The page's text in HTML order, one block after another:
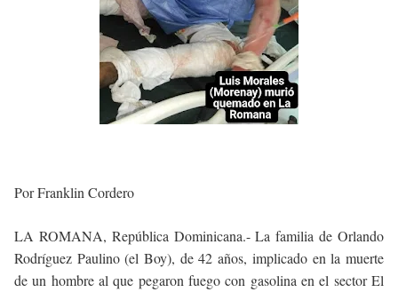
Por Franklin Cordero
LA ROMANA, República Dominicana.- La familia de Orlando
Rodríguez Paulino (el Boy), de 42 años, implicado en la muerte
de un hombre al que pegaron fuego con gasolina en el sector El